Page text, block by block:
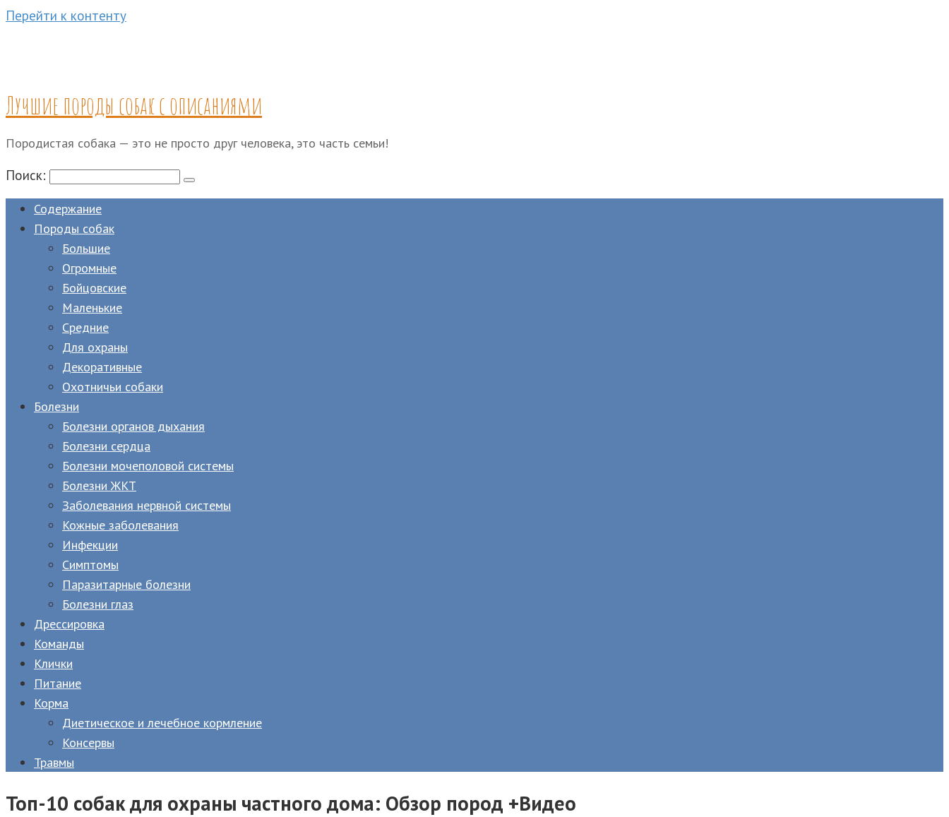
Перейти к контенту
Лучшие породы собак с описаниями
Породистая собака — это не просто друг человека, это часть семьи!
Поиск:
Содержание
Породы собак
Большие
Огромные
Бойцовские
Маленькие
Средние
Для охраны
Декоративные
Охотничьи собаки
Болезни
Болезни органов дыхания
Болезни сердца
Болезни мочеполовой системы
Болезни ЖКТ
Заболевания нервной системы
Кожные заболевания
Инфекции
Симптомы
Паразитарные болезни
Болезни глаз
Дрессировка
Команды
Клички
Питание
Корма
Диетическое и лечебное кормление
Консервы
Травмы
Топ-10 собак для охраны частного дома: Обзор пород +Видео